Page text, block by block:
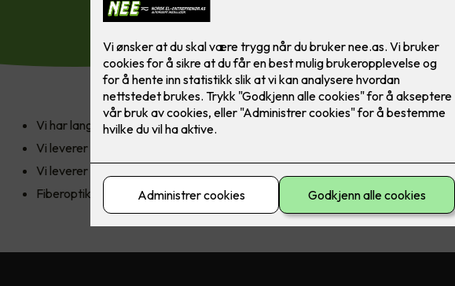
Vi har lang erfaring i prosjektering, levering og montering av alle typer
Vi leverer og skaffer utstyr fra alle leverandører på det norske markedet
Vi leverer alt fra utendørs effektanlegg til lavvolt anlegg i boliger
Fiberoptikk kan også leveres